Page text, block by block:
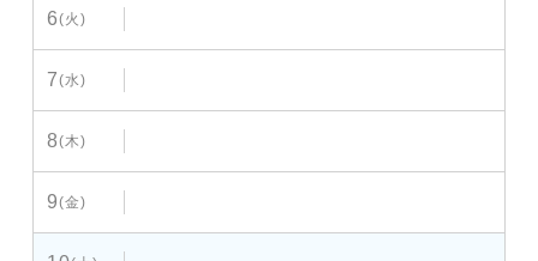
6(火)
7(水)
8(木)
9(金)